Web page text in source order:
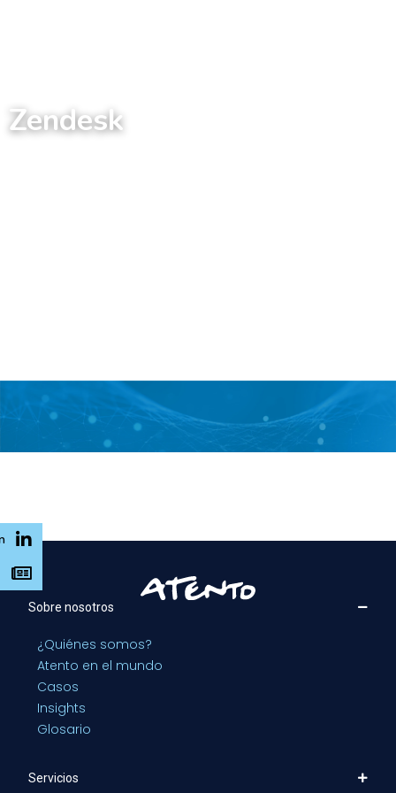
Zendesk
Sobre nosotros
¿Quiénes somos?
Atento en el mundo
Casos
Insights
Glosario
Servicios